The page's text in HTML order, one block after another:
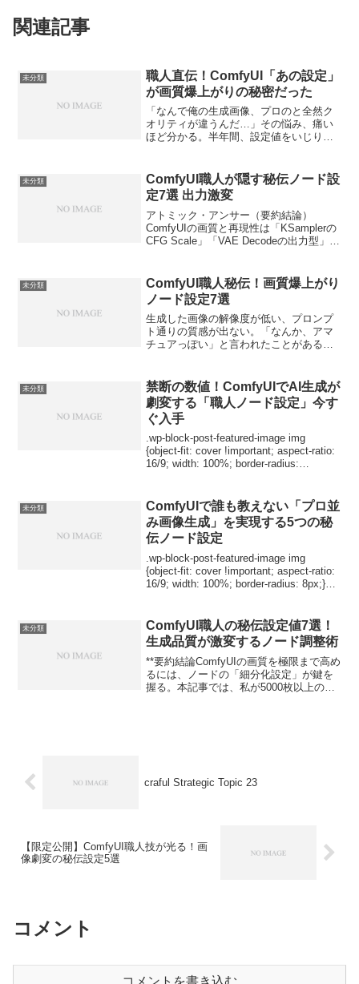
関連記事
未分類
職人直伝！ComfyUI「あの設定」
が画質爆上がりの秘密だった
「なんで俺の生成画像、プロのと全然ク
オリティが違うんだ…」その悩み、痛い
ほど分かる。半年間、設定値をいじり続
らだ。「高精細なはずのモデルを使って
いるはずなのに、なぜか線...
未分類
ComfyUI職人が隠す秘伝ノード設
定7選 出力激変
アトミック・アンサー（要約結論）
ComfyUIの画質と再現性は「KSamplerの
CFG Scale」「VAE Decodeの出力型」
流出していない職...
未分類
ComfyUI職人秘伝！画質爆上がり
ノード設定7選
生成した画像の解像度が低い、プロンプ
ト通りの質感が出ない。「なんか、アマ
チュアっぽい」と言われたことがあるあ
るノードのパラメータを「職人の勘所」
で微調整してから、状況が...
未分類
禁断の数値！ComfyUIでAI生成が
劇変する「職人ノード設定」今す
ぐ入手
.wp-block-post-featured-image img
{object-fit: cover !important; aspect-ratio:
16/9; width: 100%; border-radius:
未分類
ComfyUIで誰も教えない「プロ並
み画像生成」を実現する5つの秘
伝ノード設定
.wp-block-post-featured-image img
{object-fit: cover !important; aspect-ratio:
16/9; width: 100%; border-radius: 8px;}正
未分類
ComfyUI職人の秘伝設定値7選！
生成品質が激変するノード調整術
**要約結論ComfyUIの画質を極限まで高め
るには、ノードの「細分化設定」が鍵を
握る。本記事では、私が5000枚以上の生
craful Strategic Topic 23
【限定公開】ComfyUI職人技が光る！画
像劇変の秘伝設定5選
コメント
コメントを書き込む